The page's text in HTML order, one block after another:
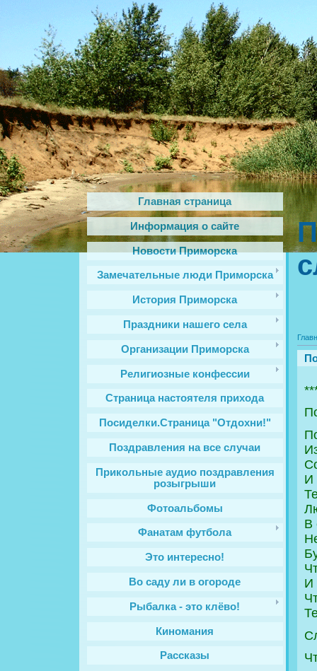
Главная страница
Информация о сайте
Новости Приморска
Замечательные люди Приморска
История Приморска
Праздники нашего села
Организации Приморска
Религиозные конфессии
Cтраница настоятеля прихода
Посиделки.Страница "Отдохни!"
Поздравления на все случаи
Прикольные аудио поздравления
розыгрыши
Фотоальбомы
Фанатам футбола
Это интересно!
Во саду ли в огороде
Рыбалка - это клёво!
Киномания
Рассказы
И
В
И